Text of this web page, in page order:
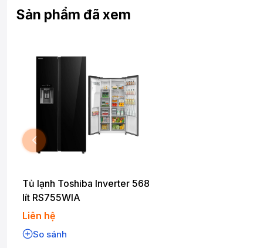
mang đến sự hài lòng cho người sử dụng.
Sản phẩm đã xem
Tủ lạnh Toshiba Inverter 568
lít RS755WIA
Liên hệ
So sánh